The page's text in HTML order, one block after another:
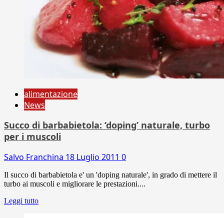
alimentazione
News
Succo di barbabietola: ‘doping’ naturale, turbo
per i muscoli
Salvo Franchina 18 Luglio 2011 0
Il succo di barbabietola e' un 'doping naturale', in grado di mettere il
turbo ai muscoli e migliorare le prestazioni....
Leggi tutto